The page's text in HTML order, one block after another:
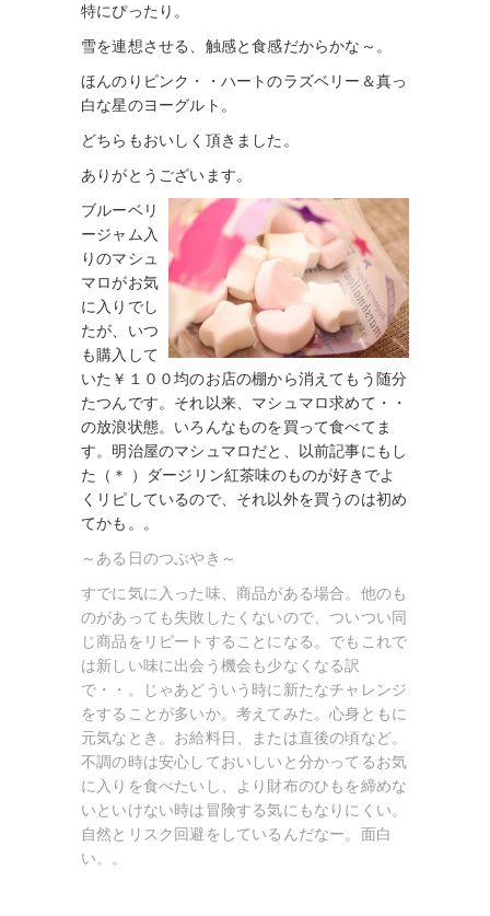
特にぴったり。
雪を連想させる、触感と食感だからかな～。
ほんのりピンク・・ハートのラズベリー＆真っ
白な星のヨーグルト。
どちらもおいしく頂きました。
ありがとうございます。
ブルーベリ
ージャム入
りのマシュ
マロがお気
に入りでし
たが、いつ
も購入して
いた￥１００均のお店の棚から消えてもう随分
たつんです。それ以来、マシュマロ求めて・・
の放浪状態。いろんなものを買って食べてま
す。明治屋のマシュマロだと、以前記事にもし
た（＊ ）ダージリン紅茶味のものが好きでよ
くリピしているので、それ以外を買うのは初め
てかも。。
～ある日のつぶやき～
すでに気に入った味、商品がある場合。他のも
のがあっても失敗したくないので、ついつい同
じ商品をリピートすることになる。でもこれで
は新しい味に出会う機会も少なくなる訳
で・・。じゃあどういう時に新たなチャレンジ
をすることが多いか。考えてみた。心身ともに
元気なとき。お給料日、または直後の頃など。
不調の時は安心しておいしいと分かってるお気
に入りを食べたいし、より財布のひもを締めな
いといけない時は冒険する気にもなりにくい。
自然とリスク回避をしているんだなー。面白
い。。